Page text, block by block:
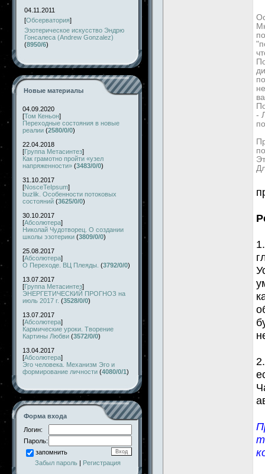
04.11.2011
[Обсерватория]
Эзотерическое искусство Эндрю
Гонсалеса (Andrew Gonzalez)
(8950/6)
Новые материалы
04.09.2020
[Том Кеньон]
Переходные состояния в новые
реалии (2580/0/0)
22.04.2018
[Группа Метасинтез]
Как грамотно пройти «узел
напряженности» (3483/0/0)
31.10.2017
[NosceTeIpsum]
buzlik. Особенности потоковых
состояний (3625/0/0)
30.10.2017
[Абсолютера]
Николай Чудотворец. О создании
школы эзотерики (3809/0/0)
25.08.2017
[Абсолютера]
О Переходе. ВЦ Плеяды. (3792/0/0)
13.07.2017
[Группа Метасинтез]
ЭНЕРГЕТИЧЕСКИЙ ПРОГНОЗ на
июль 2017 г. (3528/0/0)
13.07.2017
[Абсолютера]
Кармические уроки. Творение
Картины Любви (3572/0/0)
13.04.2017
[Абсолютера]
Эго человека. Механизм Эго и
формирование личности (4080/0/1)
Форма входа
Логин:
Пароль:
запомнить
Забыл пароль | Регистрация
-